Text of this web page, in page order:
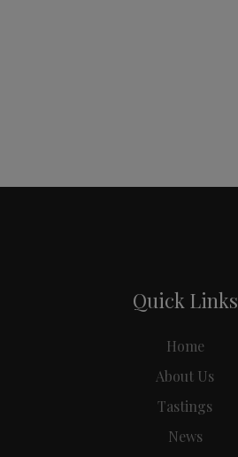
Quick Links
Home
About Us
Tastings
News